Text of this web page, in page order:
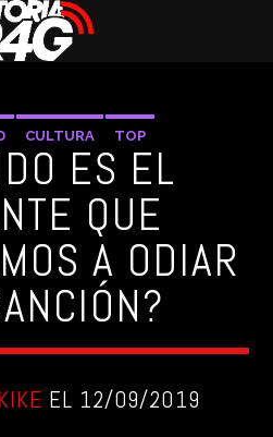
CULTURA TOP
ES EL
QUE
A ODIAR
EL 12/09/2019